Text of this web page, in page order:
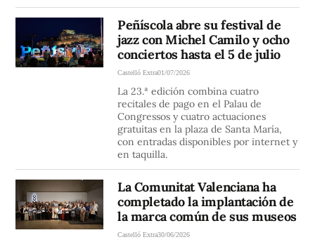
Peñíscola abre su festival de
jazz con Michel Camilo y ocho
conciertos hasta el 5 de julio
Castelló Extra01/07/2026
La 23.ª edición combina cuatro
recitales de pago en el Palau de
Congressos y cuatro actuaciones
gratuitas en la plaza de Santa María,
con entradas disponibles por internet y
en taquilla.
La Comunitat Valenciana ha
completado la implantación de
la marca común de sus museos
Castelló Extra30/06/2026